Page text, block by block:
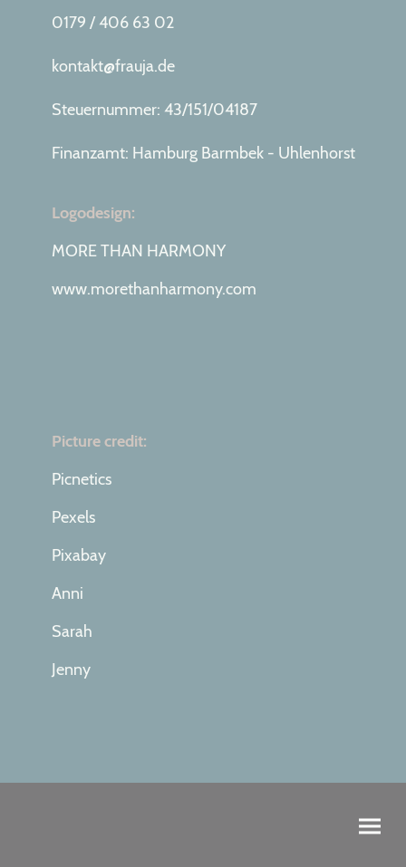
0179 / 406 63 02
kontakt@frauja.de
Steuernummer: 43/151/04187
Finanzamt: Hamburg Barmbek - Uhlenhorst
Logodesign:
MORE THAN HARMONY
www.morethanharmony.com
Picture credit:
Picnetics
Pexels
Pixabay
Anni
Sarah
Jenny